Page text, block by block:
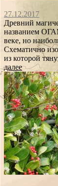
27.12.2017
Древний
названием
веке, но
Схематично
из которой
далее